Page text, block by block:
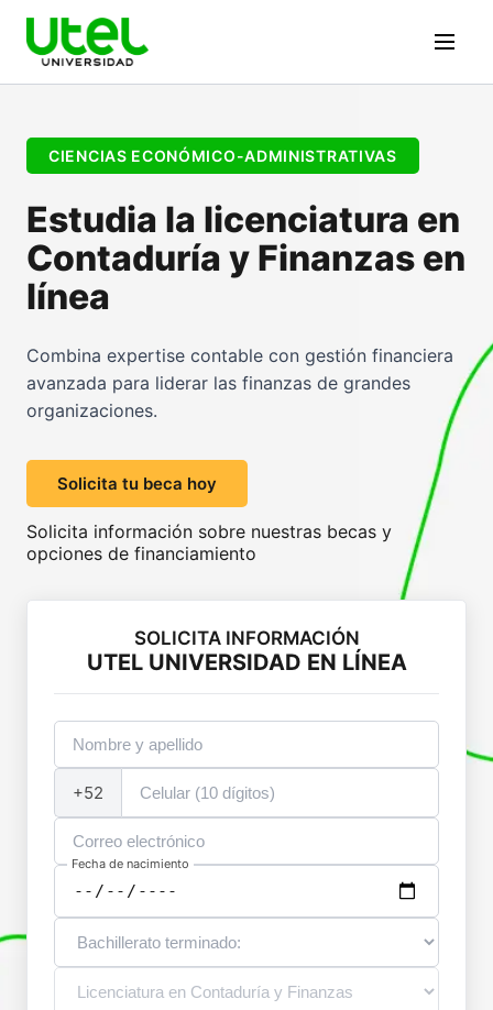
CIENCIAS ECONÓMICO-ADMINISTRATIVAS
Estudia la licenciatura en
Contaduría y Finanzas en
línea
Combina expertise contable con gestión financiera
avanzada para liderar las finanzas de grandes
organizaciones.
Solicita tu beca hoy
Solicita información sobre nuestras becas y
opciones de financiamiento
SOLICITA INFORMACIÓN
UTEL UNIVERSIDAD EN LÍNEA
+52
Fecha de nacimiento